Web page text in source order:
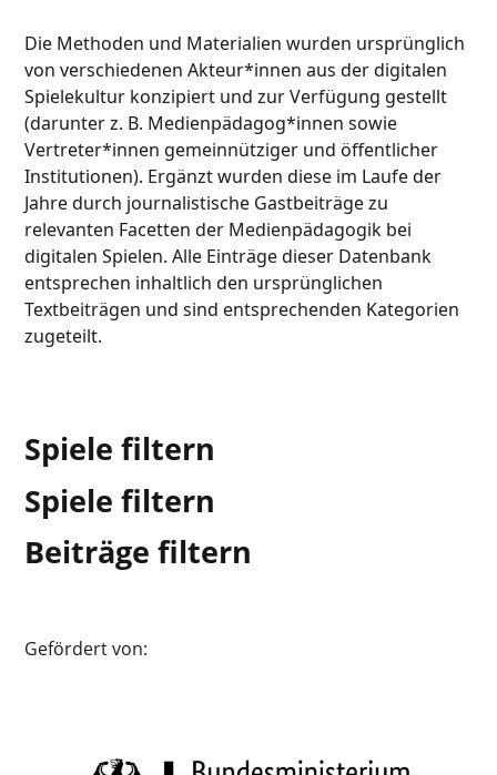
Die Methoden und Materialien wurden ursprünglich
von verschiedenen Akteur*innen aus der digitalen
Spielekultur konzipiert und zur Verfügung gestellt
(darunter z. B. Medienpädagog*innen sowie
Vertreter*innen gemeinnütziger und öffentlicher
Institutionen). Ergänzt wurden diese im Laufe der
Jahre durch journalistische Gastbeiträge zu
relevanten Facetten der Medienpädagogik bei
digitalen Spielen. Alle Einträge dieser Datenbank
entsprechen inhaltlich den ursprünglichen
Textbeiträgen und sind entsprechenden Kategorien
zugeteilt.
Spiele filtern
Spiele filtern
Beiträge filtern
Gefördert von: